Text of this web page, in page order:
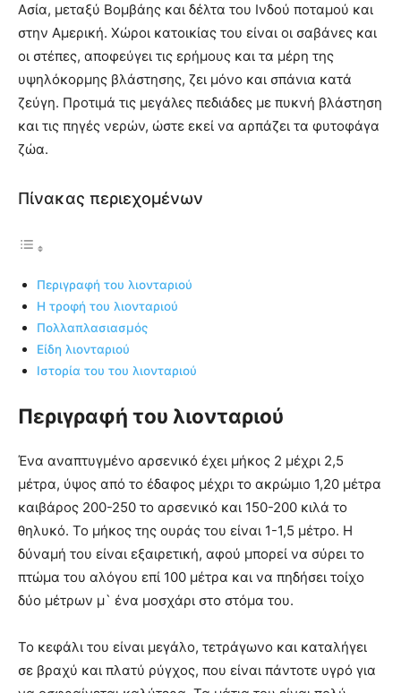
Ασία, μεταξύ Βομβάης και δέλτα του Ινδού ποταμού και
στην Αμερική. Χώροι κατοικίας του είναι οι σαβάνες και
οι στέπες, αποφεύγει τις ερήμους και τα μέρη της
υψηλόκορμης βλάστησης, ζει μόνο και σπάνια κατά
ζεύγη. Προτιμά τις μεγάλες πεδιάδες με πυκνή βλάστηση
και τις πηγές νερών, ώστε εκεί να αρπάζει τα φυτοφάγα
ζώα.
Πίνακας περιεχομένων
Περιγραφή του λιονταριού
Η τροφή του λιονταριού
Πολλαπλασιασμός
Είδη λιονταριού
Ιστορία του του λιονταριού
Περιγραφή του λιονταριού
Ένα αναπτυγμένο αρσενικό έχει μήκος 2 μέχρι 2,5
μέτρα, ύψος από το έδαφος μέχρι το ακρώμιο 1,20 μέτρα
καιβάρος 200-250 το αρσενικό και 150-200 κιλά το
θηλυκό. Το μήκος της ουράς του είναι 1-1,5 μέτρο. Η
δύναμή του είναι εξαιρετική, αφού μπορεί να σύρει το
πτώμα του αλόγου επί 100 μέτρα και να πηδήσει τοίχο
δύο μέτρων μ` ένα μοσχάρι στο στόμα του.
Το κεφάλι του είναι μεγάλο, τετράγωνο και καταλήγει
σε βραχύ και πλατύ ρύγχος, που είναι πάντοτε υγρό για